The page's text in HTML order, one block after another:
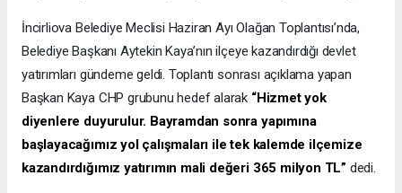
İncirliova Belediye Meclisi Haziran Ayı Olağan Toplantısı’nda,
Belediye Başkanı Aytekin Kaya’nın ilçeye kazandırdığı devlet
yatırımları gündeme geldi. Toplantı sonrası açıklama yapan
Başkan Kaya CHP grubunu hedef alarak “Hizmet yok
diyenlere duyurulur. Bayramdan sonra yapımına
başlayacağımız yol çalışmaları ile tek kalemde ilçemize
kazandırdığımız yatırımın mali değeri 365 milyon TL” dedi.